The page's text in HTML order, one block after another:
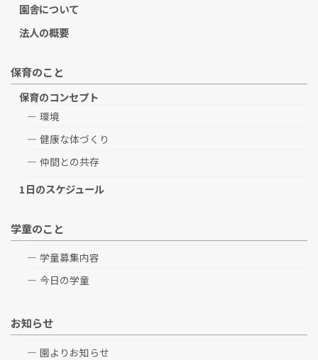
園舎について
法人の概要
保育のこと
保育のコンセプト
環境
健康な体づくり
仲間との共存
1日のスケジュール
学童のこと
学童募集内容
今日の学童
お知らせ
園よりお知らせ